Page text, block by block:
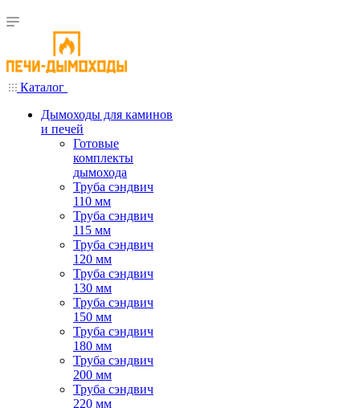
Каталог
Дымоходы для каминов
и печей
Готовые
комплекты
дымохода
Труба сэндвич
110 мм
Труба сэндвич
115 мм
Труба сэндвич
120 мм
Труба сэндвич
130 мм
Труба сэндвич
150 мм
Труба сэндвич
180 мм
Труба сэндвич
200 мм
Труба сэндвич
220 мм